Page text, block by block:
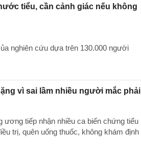
tiểu, cần cảnh giác nếu không
nghiên cứu dựa trên 130.000 người
vì sai lầm nhiều người mắc phải
ương tiếp nhận nhiều ca biến chứng tiểu
trị, quên uống thuốc, không khám định